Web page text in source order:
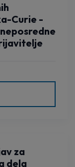
Curie -
za
dela